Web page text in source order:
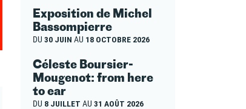
Exposition de Michel
Bassompierre
DU 30 JUIN AU 18 OCTOBRE 2026
Céleste Boursier-
Mougenot: from here
to ear
DU 8 JUILLET AU 31 AOÛT 2026